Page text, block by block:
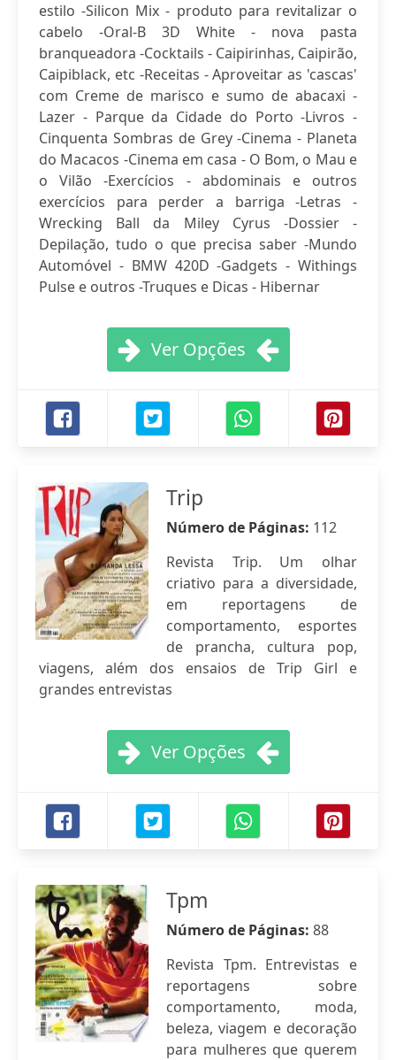
estilo -Silicon Mix - produto para revitalizar o
cabelo -Oral-B 3D White - nova pasta
branqueadora -Cocktails - Caipirinhas, Caipirão,
Caipiblack, etc -Receitas - Aproveitar as 'cascas'
com Creme de marisco e sumo de abacaxi -
Lazer - Parque da Cidade do Porto -Livros -
Cinquenta Sombras de Grey -Cinema - Planeta
do Macacos -Cinema em casa - O Bom, o Mau e
o Vilão -Exercícios - abdominais e outros
exercícios para perder a barriga -Letras -
Wrecking Ball da Miley Cyrus -Dossier -
Depilação, tudo o que precisa saber -Mundo
Automóvel - BMW 420D -Gadgets - Withings
Pulse e outros -Truques e Dicas - Hibernar
Ver Opções
Trip
Número de Páginas: 112
Revista Trip. Um olhar
criativo para a diversidade,
em reportagens de
comportamento, esportes
de prancha, cultura pop,
viagens, além dos ensaios de Trip Girl e
grandes entrevistas
Ver Opções
Tpm
Número de Páginas: 88
Revista Tpm. Entrevistas e
reportagens sobre
comportamento, moda,
beleza, viagem e decoração
para mulheres que querem